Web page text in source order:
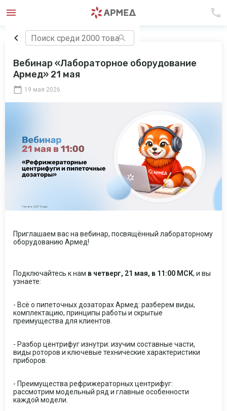
Вебинар «Лабораторное оборудование
Армед» 21 мая
19 мая 2026
Приглашаем вас на вебинар, посвящённый лабораторному
оборудованию Армед!
Подключайтесь к нам в четверг, 21 мая, в 11:00 МСК, и вы
узнаете:
- Всё о пипеточных дозаторах Армед: разберем виды,
комплектацию, принципы работы и скрытые
преимущества для клиентов.
- Разбор центрифуг изнутри: изучим составные части,
виды роторов и ключевые технические характеристики
приборов.
- Преимущества рефрижераторных центрифуг:
рассмотрим модельный ряд и главные особенности
каждой модели.